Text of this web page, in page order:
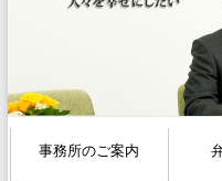
事務所のご案内